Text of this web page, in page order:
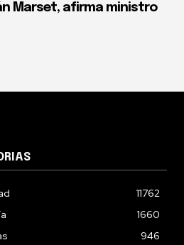
Marset, afirma ministro
11762
1660
946